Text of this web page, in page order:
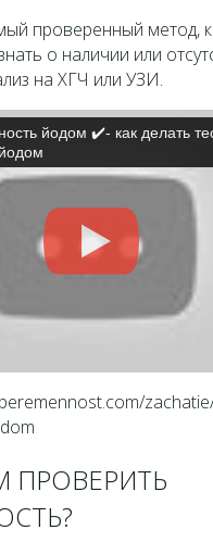
проверенный метод,
о наличии или
на ХГЧ или УЗИ.
йодом ✔️- как делать
ПРОВЕРИТЬ